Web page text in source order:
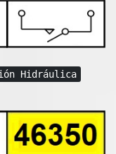
Hidráulica